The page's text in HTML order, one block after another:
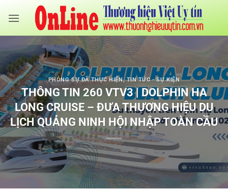
qua
PHÓNG SỰ ĐÃ THỰC HIỆN,TIN TỨC - SỰ KIỆN
THÔNG TIN 260 VTV3 | DOLPHIN HA
LONG CRUISE – ĐƯA THƯƠNG HIỆU DU
LỊCH QUẢNG NINH HỘI NHẬP TOÀN CẦU